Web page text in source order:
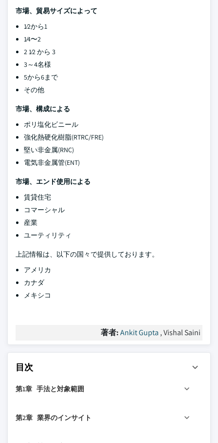
市場、貿易サイズによって
1⁄2から1
1⁄4〜2
2 1⁄2 から 3
3～4名様
5から6まで
その他
市場、構成による
ポリ塩化ビニール
強化熱硬化樹脂(RTRC/FRE)
堅い非金属(RNC)
電気非金属管(ENT)
市場、エンド使用による
賃貸住宅
コマーシャル
産業
ユーティリティ
上記情報は、以下の国々で提供しております。
アメリカ
カナダ
メキシコ
著者:Ankit Gupta , Vishal Saini
目次
第1章 手法と対象範囲
1.2 基本推計と計算
第2章 業界のインサイト